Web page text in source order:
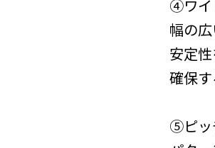
④ワイ
幅の
安定
確保
⑤ピッ